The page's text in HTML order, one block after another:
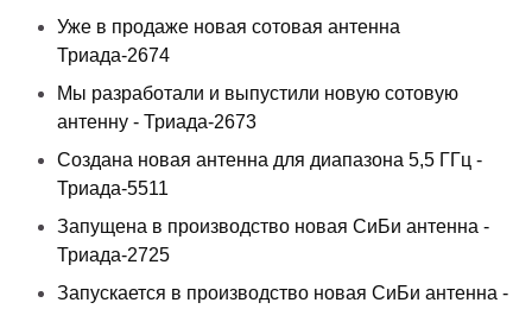
Уже в продаже новая сотовая антенна
Триада-2674
Мы разработали и выпустили новую сотовую
антенну - Триада-2673
Создана новая антенна для диапазона 5,5 ГГц -
Триада-5511
Запущена в производство новая СиБи антенна -
Триада-2725
Запускается в производство новая СиБи антенна -